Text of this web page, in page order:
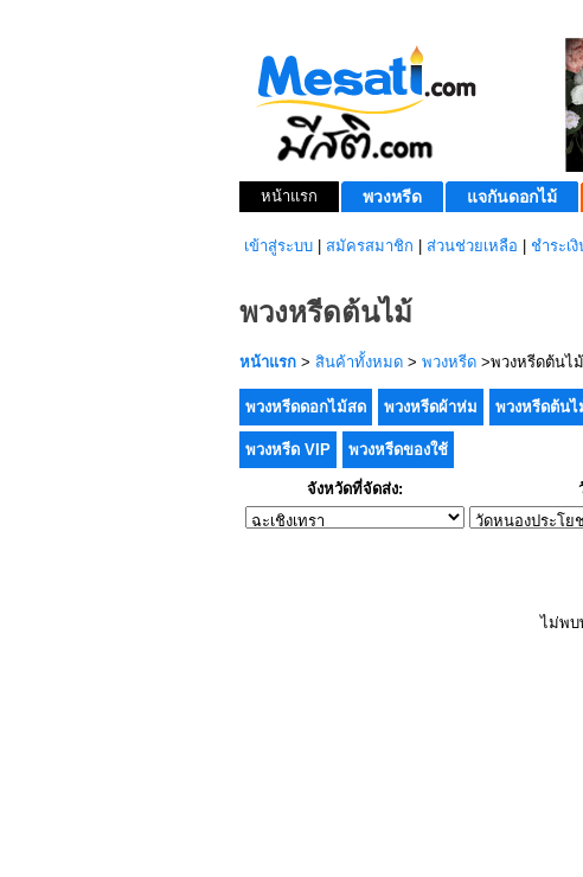
หน้าแรก พวงหรีด แจกันดอกไม้
เข้าสู่ระบบ สมัครสมาชิก ส่วนช่วยเหลือ ชำระเ
พวงหรีดต้นไม้
หน้าแรก > สินค้าทั้งหมด > พวงหรีด >พวงหรีดต้นไม้
พวงหรีดดอกไม้สด พวงหรีดผ้าห่ม พวงหรีดต้นไ
พวงหรีด VIP พวงหรีดของใช้
จังหวัดที่จัดส่ง:
ไม่พบ